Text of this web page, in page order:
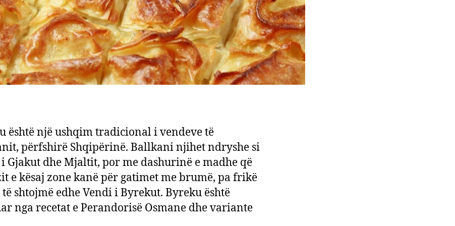
është një ushqim tradicional i vendeve të
përfshirë Shqipërinë. Ballkani njihet ndryshe si
Gjakut dhe Mjaltit, por me dashurinë e madhe që
e kësaj zone kanë për gatimet me brumë, pa frikë
shtojmë edhe Vendi i Byrekut. Byreku është
nga recetat e Perandorisë Osmane dhe variante